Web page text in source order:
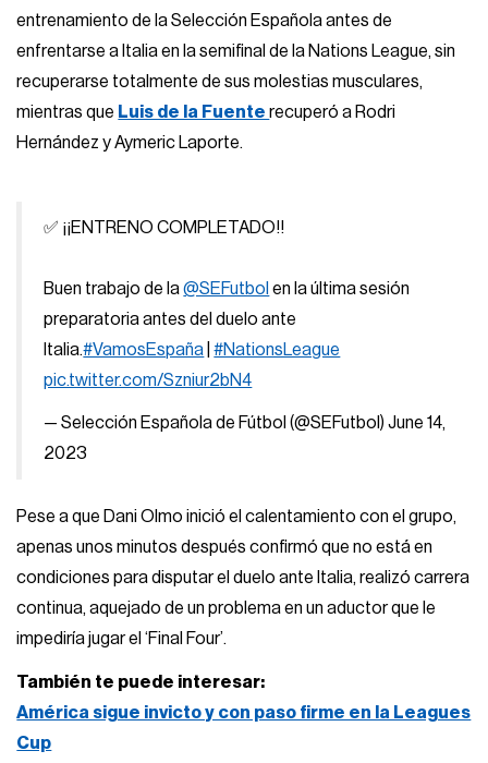
entrenamiento de la Selección Española antes de
enfrentarse a Italia en la semifinal de la Nations League, sin
recuperarse totalmente de sus molestias musculares,
mientras que Luis de la Fuenterecuperó a Rodri
Hernández y Aymeric Laporte.
✅ ¡¡ENTRENO COMPLETADO!!
Buen trabajo de la@SEFutbol en la última sesión
preparatoria antes del duelo ante
Italia.#VamosEspaña |#NationsLeague
pic.twitter.com/Szniur2bN4
— Selección Española de Fútbol (@SEFutbol)June 14,
2023
Pese a que Dani Olmo inició el calentamiento con el grupo,
apenas unos minutos después confirmó que no está en
condiciones para disputar el duelo ante Italia, realizó carrera
continua, aquejado de un problema en un aductor que le
impediría jugar el ‘Final Four’.
También te puede interesar:
América sigue invicto y con paso firme en la Leagues
Cup